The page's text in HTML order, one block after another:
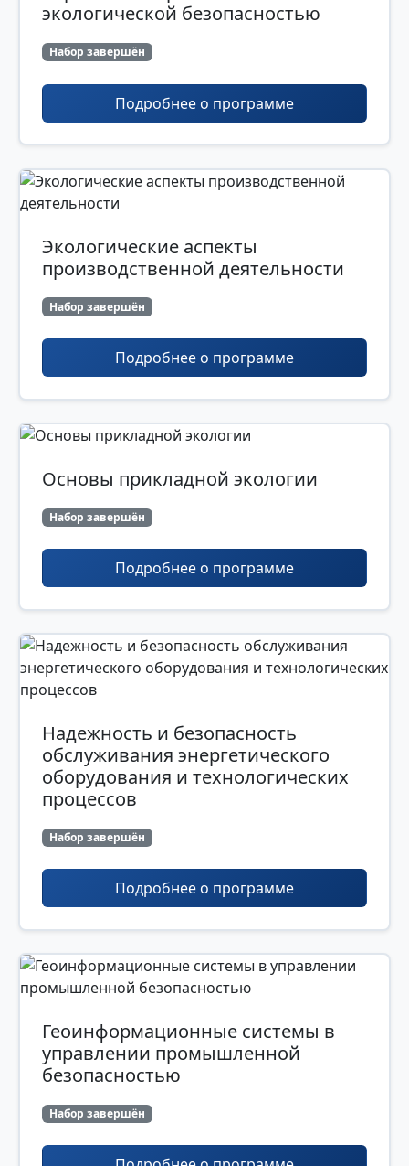
экологической безопасностью
Набор завершён
Подробнее о программе
Экологические аспекты
производственной деятельности
Набор завершён
Подробнее о программе
Основы прикладной экологии
Набор завершён
Подробнее о программе
Надежность и безопасность
обслуживания энергетического
оборудования и технологических
процессов
Набор завершён
Подробнее о программе
Геоинформационные системы в
управлении промышленной
безопасностью
Набор завершён